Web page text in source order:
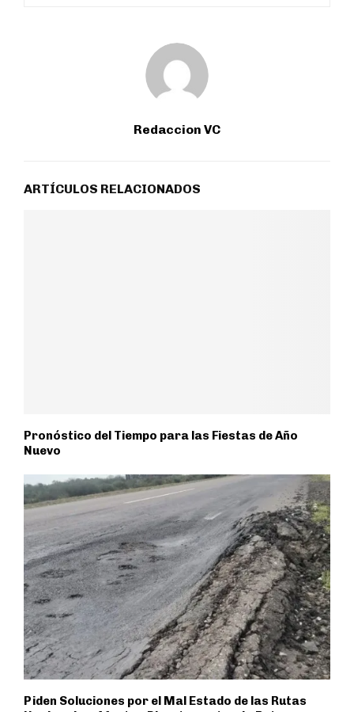
Redaccion VC
ARTÍCULOS RELACIONADOS
Pronóstico del Tiempo para las Fiestas de Año
Nuevo
Piden Soluciones por el Mal Estado de las Rutas